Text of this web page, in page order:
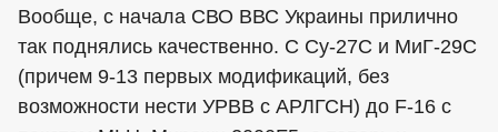
Вообще, с начала СВО ВВС Украины прилично
так поднялись качественно. С Су-27С и МиГ-29С
(причем 9-13 первых модификаций, без
возможности нести УРВВ с АРЛГСН) до F-16 с